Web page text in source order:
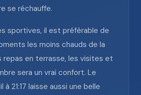
se réchauffe.
sportives, il est préférable de
les moins chauds de la
repas en terrasse, les visites et
sera un vrai confort. Le
21:17 laisse aussi une belle